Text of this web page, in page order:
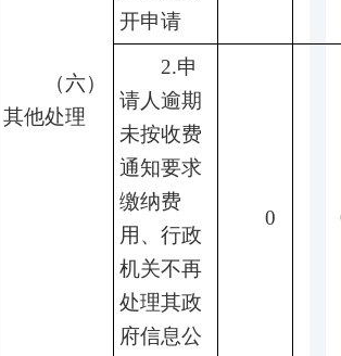
（六）
其他处理
开申请
2.申
请人逾期
未按收费
通知要求
缴纳费
用、行政
机关不再
处理其政
府信息公
0